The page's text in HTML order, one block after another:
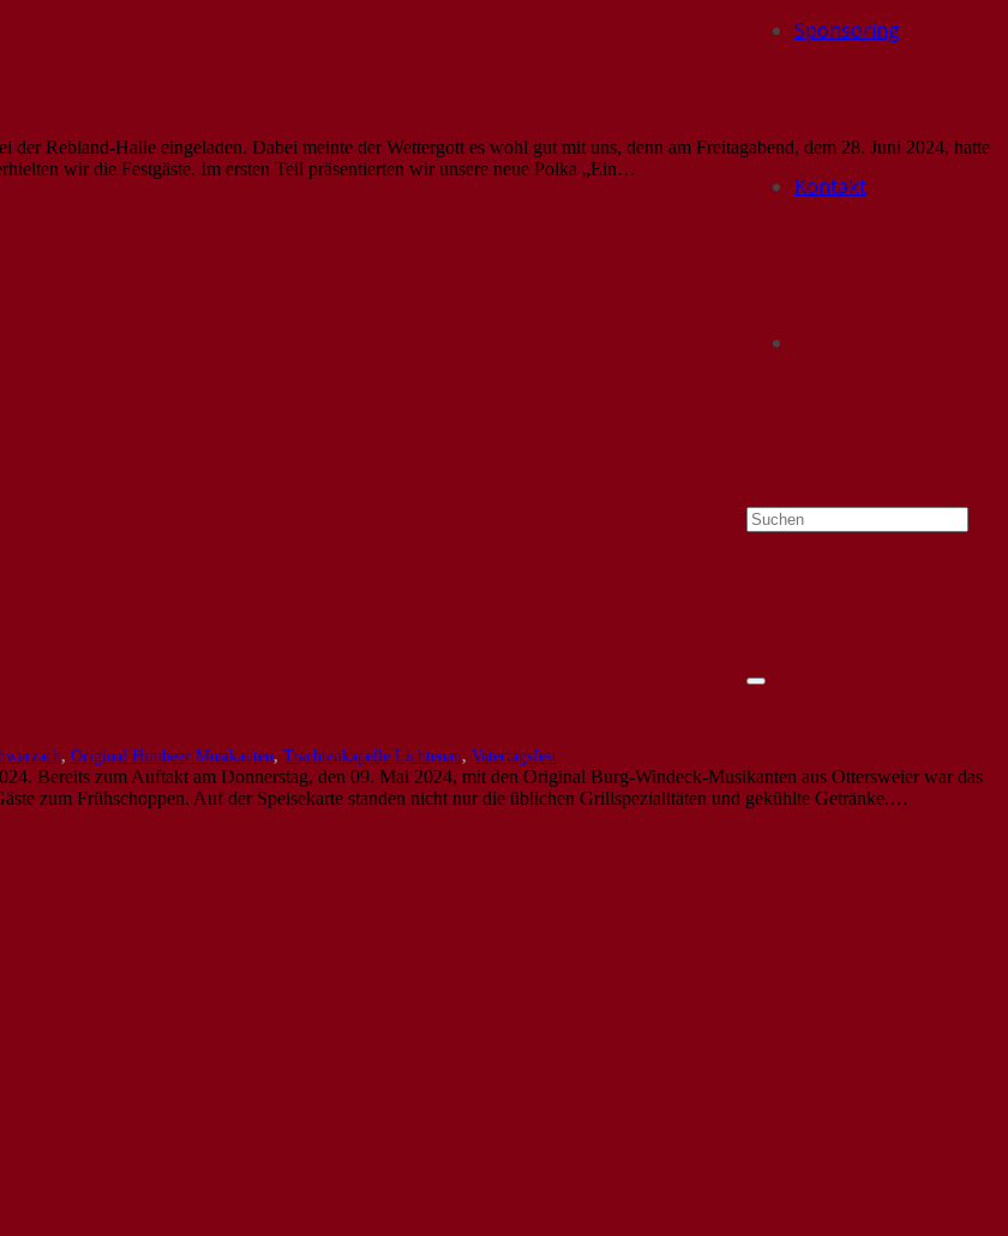
Sponsoring
Kontakt
Rebland-Halle eingeladen. Dabei meinte der Wettergott es wohl gut mit uns, denn am Freitagabend, dem 28. Juni 2024, hatte
wir die Festgäste. Im ersten Teil präsentierten wir unsere neue Polka „Ein…
, Original Himbeer Musikanten, Trachtenkapelle Lichtenau, Vatertagsfest
Bereits zum Auftakt am Donnerstag, den 09. Mai 2024, mit den Original Burg-Windeck-Musikanten aus Ottersweier war das
zum Frühschoppen. Auf der Speisekarte standen nicht nur die üblichen Grillspezialitäten und gekühlte Getränke.…